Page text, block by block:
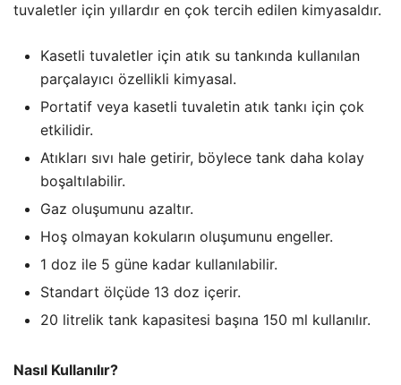
tuvaletler için yıllardır en çok tercih edilen kimyasaldır.
Kasetli tuvaletler için atık su tankında kullanılan
parçalayıcı özellikli kimyasal.
Portatif veya kasetli tuvaletin atık tankı için çok
etkilidir.
Atıkları sıvı hale getirir, böylece tank daha kolay
boşaltılabilir.
Gaz oluşumunu azaltır.
Hoş olmayan kokuların oluşumunu engeller.
1 doz ile 5 güne kadar kullanılabilir.
Standart ölçüde 13 doz içerir.
20 litrelik tank kapasitesi başına 150 ml kullanılır.
Nasıl Kullanılır?